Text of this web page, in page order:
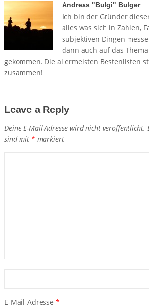
Andreas "Bulgi" Bulger
Ich bin der Gründer
alles was sich in Zahlen,
subjektiven Dingen
dann auch auf das Thema
gekommen. Die allermeisten Bestenlisten
zusammen!
Leave a Reply
Deine E-Mail-Adresse wird nicht veröffentlicht.
sind mit *markiert
E-Mail-Adresse *